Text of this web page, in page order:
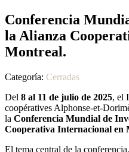
Conferencia
la Alianza
Montreal.
Categoría: Cerradas
Del 8 al 11 de julio de 2025, el
coopératives Alphonse-et-
la Conferencia Mundial de
Cooperativa Internacional en
El tema central de la